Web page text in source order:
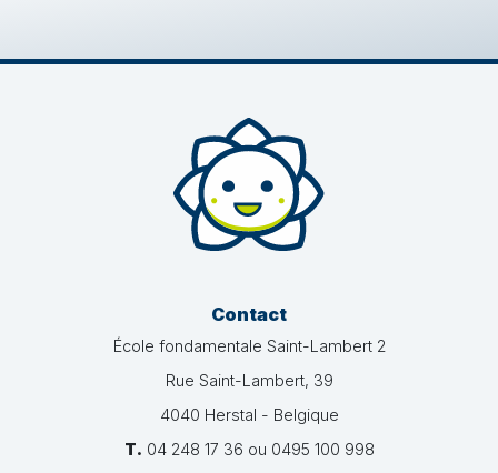
Contact
École fondamentale Saint-Lambert 2
Rue Saint-Lambert, 39
4040 Herstal - Belgique
T. 04 248 17 36 ou 0495 100 998